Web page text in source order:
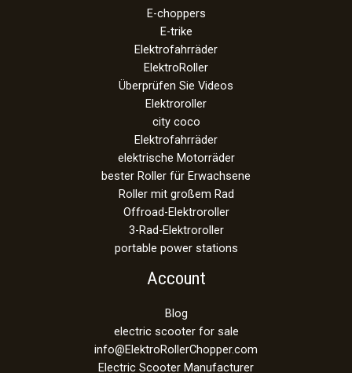
E-choppers
E-trike
Elektrofahrräder
ElektroRoller
Überprüfen Sie Videos
Elektroroller
city coco
Elektrofahrräder
elektrische Motorräder
bester Roller für Erwachsene
Roller mit großem Rad
Offroad-Elektroroller
3-Rad-Elektroroller
portable power stations
Account
Blog
electric scooter for sale
info@ElektroRollerChopper.com
Electric Scooter Manufacturer